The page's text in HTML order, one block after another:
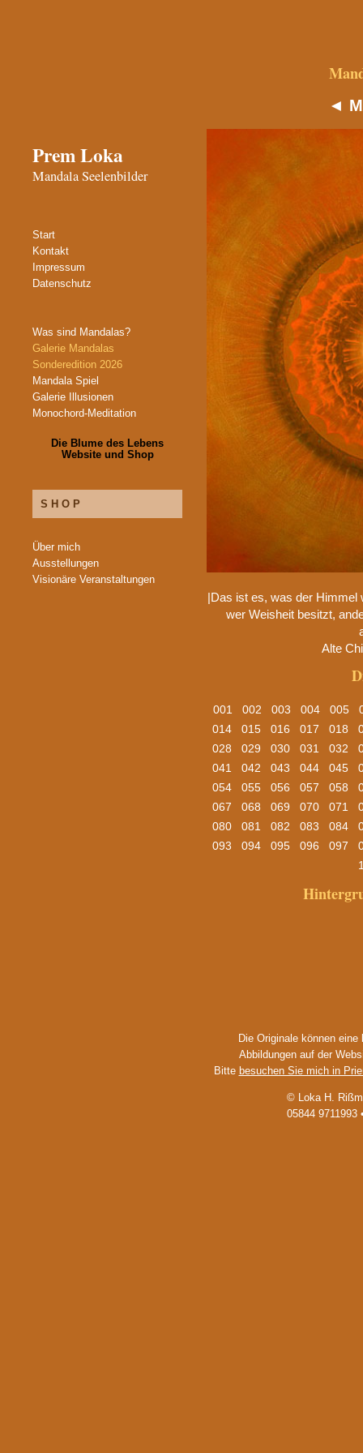
Prem Loka
Mandala Seelenbilder
Start
Kontakt
Impressum
Datenschutz
Was sind Mandalas?
Galerie Mandalas
Sonderedition 2026
Mandala Spiel
Galerie Illusionen
Monochord-Meditation
Die Blume des Lebens
Website und Shop
SHOP
Über mich
Ausstellungen
Visionäre Veranstaltungen
◄
|Das ist es, was der Himmel
wer Weisheit besitzt,
Alte
001 002 003 004 005
014
015 016 017 018
028
029 030 031 032
041
042 043 044 045
054
055 056 057 058
067
068 069 070 071
080
081 082 083 084
093
094 095 096 097
Die Originale können
Abbildungen auf der
Bitte besuchen Sie mich in
© Loka H.
05844 9711993